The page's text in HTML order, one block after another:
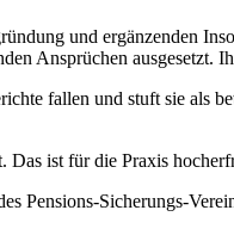
und ergänzenden
Ansprüchen ausgesetzt.
fallen und stuft sie als
Das ist für die Praxis
Pensions-Sicherungs-